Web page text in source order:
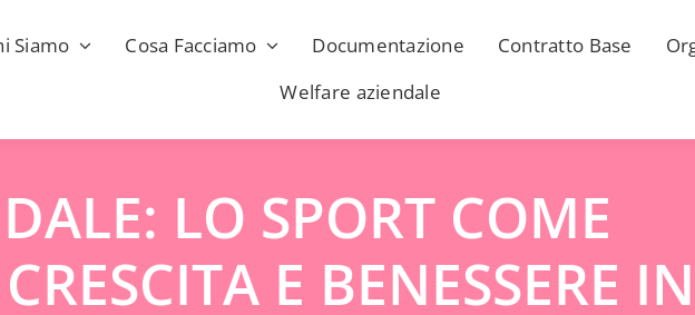
Siamo Cosa Facciamo Documentazione Contratto Base
Welfare aziendale
LO SPORT COME
E BENESSERE IN